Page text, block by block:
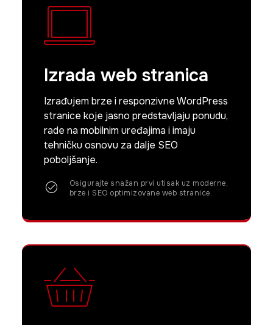
Izrada web stranica
Izrađujem brze i responzivne WordPress
stranice koje jasno predstavljaju ponudu,
rade na mobilnim uređajima i imaju
tehničku osnovu za dalje SEO
poboljšanje.
Osigurajte snažan prvi utisak uz moderne,
brze i SEO optimizovane web stranice.